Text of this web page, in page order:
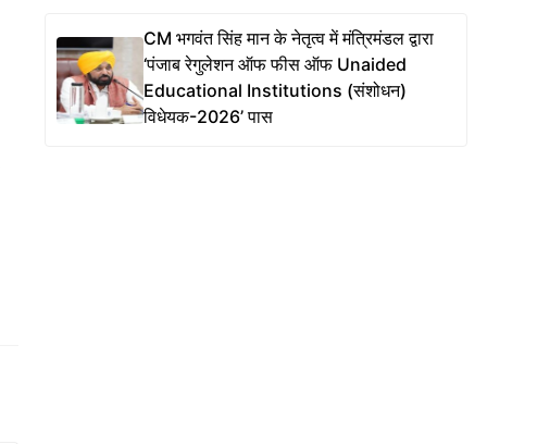
CM भगवंत सिंह मान के नेतृत्व में मंत्रिमंडल द्वारा
‘पंजाब रेगुलेशन ऑफ फीस ऑफ Unaided
Educational Institutions (संशोधन)
विधेयक-2026’ पास